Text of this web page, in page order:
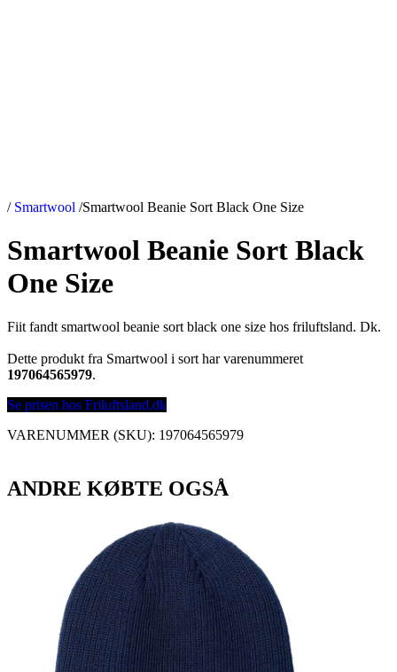
/ Smartwool /Smartwool Beanie Sort Black One Size
Smartwool Beanie Sort Black
One Size
Fiit fandt smartwool beanie sort black one size hos friluftsland. Dk.
Dette produkt fra Smartwool i sort har varenummeret
197064565979.
Se prisen hos Friluftsland.dk
VARENUMMER (SKU): 197064565979
ANDRE KØBTE OGSÅ